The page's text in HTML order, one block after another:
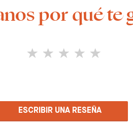
por qué te
ESCRIBIR UNA RESEÑA